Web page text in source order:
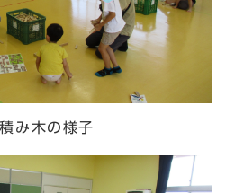
み木の様子